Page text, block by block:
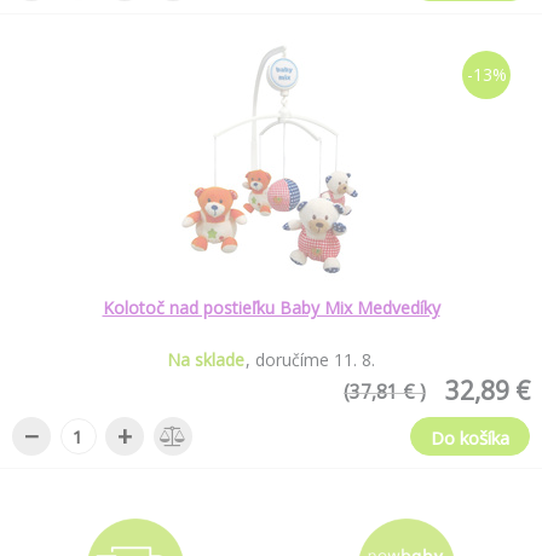
-13%
Kolotoč nad postieľku Baby Mix Medvedíky
Na sklade doručíme 11 . 8.
32,89 €
(37,81 € )
− + Do košíka